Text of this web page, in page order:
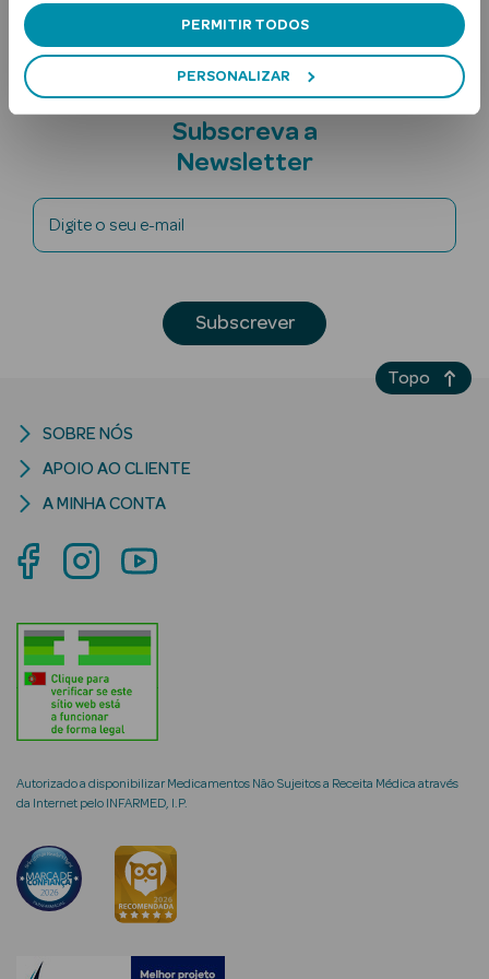
PERMITIR TODOS
PERSONALIZAR
Ver Tudo
Solares
Solares Bebé e
Criança
Ver Tudo
Cosmética
Rosto
Hidratantes
Creme de Olhos
envelhecimento
Subscreva a
Newsletter
Digite o seu e-mail
Subscrever
Autorizado a disponibilizar Medicamentos Não Sujeitos a Receita Médica através
da Internet pelo INFARMED, I.P.
SOBRE NÓS
APOIO AO CLIENTE
A MINHA CONTA
Topo